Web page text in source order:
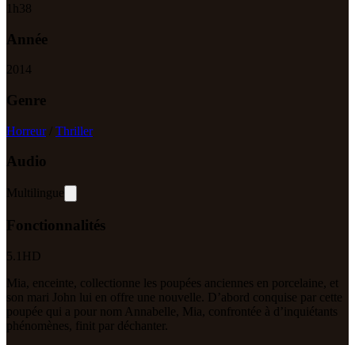
1 h 38
Année
2014
Genre
Horreur/ Thriller
Audio
Multilingue
Fonctionnalités
5.1 HD
Mia, enceinte, collectionne les poupées anciennes en porcelaine, et
son mari John lui en offre une nouvelle. D’abord conquise par cette
poupée qui a pour nom Annabelle, Mia, confrontée à d’inquiétants
phénomènes, finit par déchanter.